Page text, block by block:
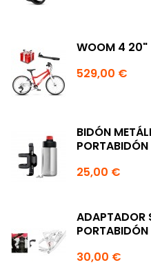
WOOM 4 20"
529,00 €
BIDÓN
25,00 €
ADAPTADOR
30,00 €